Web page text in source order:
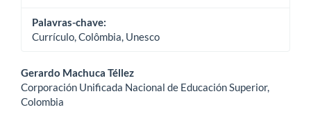
Palavras-chave:
Currículo, Colômbia, Unesco
Conteúdo
do
Gerardo Machuca Téllez
Corporación Unificada Nacional de Educación Superior,
Colombia